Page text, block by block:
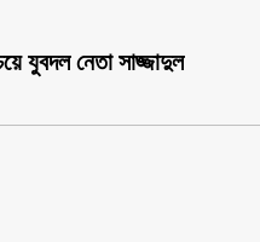
যুবদল নেতা সাজ্জাদুল